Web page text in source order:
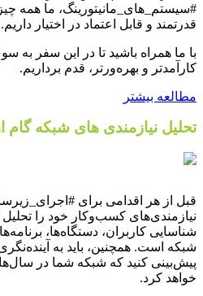
#سیستم_های_مانیتورینگ، ما همه
قدرتمند و قابل اعتماد در اختیار داریم.
با ما همراه باشید تا در این سفر
کارآمدتر و بهره‌ورتر، قدم برداریم.
مطالعه بیشتر
تحلیل نیازمندی های شبکه
قبل از هر اقدامی برای
نیازمندی‌های کسب‌وکار خود را تحلیل
شناسایی کاربران، دستگاه‌ها،
شبکه است. همچنین، باید به
پیش‌بینی کنید که شبکه شما در
خواهد کرد.